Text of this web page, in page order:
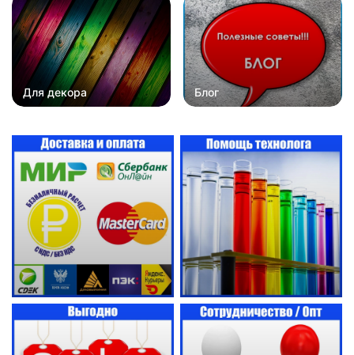
Для декора Блог